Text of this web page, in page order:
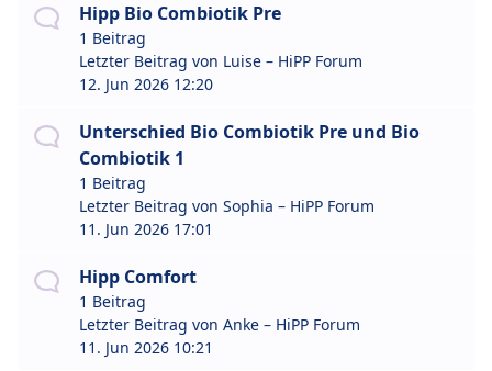
Hipp Bio Combiotik Pre
1 Beitrag
Letzter Beitrag von Luise – HiPP Forum
12. Jun 2026 12:20
Unterschied Bio Combiotik Pre und Bio
Combiotik 1
1 Beitrag
Letzter Beitrag von Sophia – HiPP Forum
11. Jun 2026 17:01
Hipp Comfort
1 Beitrag
Letzter Beitrag von Anke – HiPP Forum
11. Jun 2026 10:21